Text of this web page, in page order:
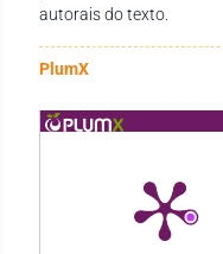
autorais do texto.
PlumX